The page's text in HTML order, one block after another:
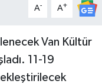
A- A+
Van Kültür
11-19